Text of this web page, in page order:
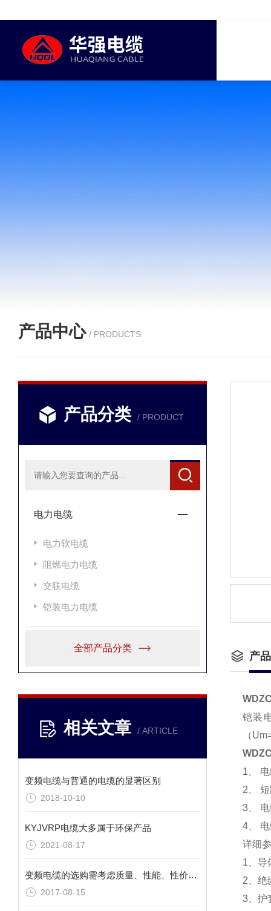
产品中心 / PRODUCTS
产品分类 / PRODUCT
电力电缆
电力软电缆
阻燃电力电缆
交联电缆
铠装电力电缆
全部产品分类
相关文章 / ARTICLE
变频电缆与普通的电缆的显著区别
2018-10-10
KYJVRP电缆大多属于环保产品
2021-08-17
变频电缆的选购需考虑质量、性能、性价比以及服务
2017-08-15
产
铠装
（
1、
2、
3、
4、
详细
1、
2、
3、